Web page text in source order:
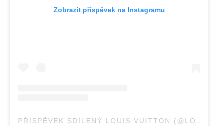
Zobrazit příspěvek na Instagramu
PŘÍSPĚVEK SDÍLENÝ LOUIS VUITTON (@LOUISVUITTON)